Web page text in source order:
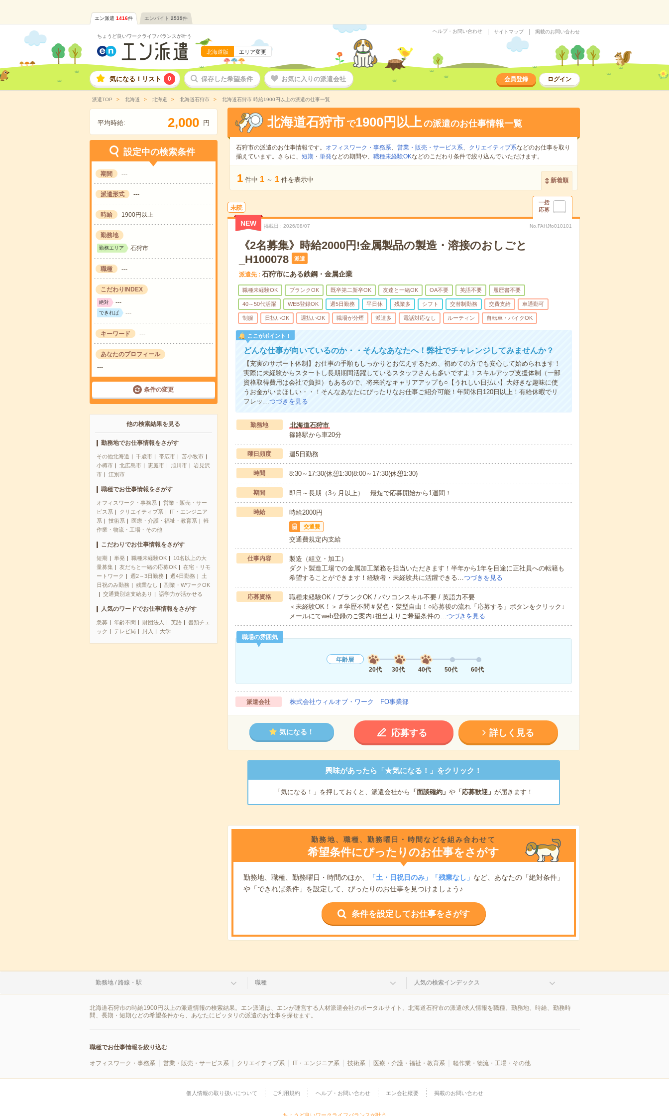
エン派遣 1416件 エンバイト 2539件
ちょうど良いワークライフバランスが叶う
北海道版 エリア変更
ヘルプ・お問い合わせ サイトマップ 掲載のお問い合わせ
気になる！リスト 0 保存した希望条件 お気に入りの派遣会社 会員登録 ログイン
派遣TOP 北海道 北海道 北海道石狩市 北海道石狩市 時給1900円以上の派遣の仕事一覧
平均時給: 2,000 円
設定中の検索条件
期間 ---
派遣形式 ---
時給 1900円以上
勤務地
勤務エリア 石狩市
職種 ---
こだわりINDEX
絶対 ---
できれば ---
キーワード ---
あなたのプロフィール
---
条件の変更
他の検索結果を見る
勤務地でお仕事情報をさがす
その他北海道 千歳市 帯広市
苫小牧市
小樽市
北広島市 恵庭市 旭川市
岩見沢
市
江別市
職種でお仕事情報をさがす
オフィスワーク・事務系
営業・販売・サー
ビス系
クリエイティブ系
IT・エンジニア
系
技術系 医療・介護・福祉・教育系
軽
作業・物流・工場・その他
こだわりでお仕事情報をさがす
短期 単発 職種未経験OK
10名以上の大
量募集
友だちと一緒の応募OK
在宅・リモ
ートワーク
週2～3日勤務 週4日勤務
土
日祝のみ勤務
残業なし
副業・WワークOK
交通費別途支給あり
語学力が活かせる
人気のワードでお仕事情報をさがす
急募 年齢不問 財団法人 英語
書類チェ
ック
テレビ局 封入 大学
北海道石狩市 で1900円以上の派遣のお仕事情報一覧
石狩市の派遣のお仕事情報です。 オフィスワーク・事務系、 営業・販売・サービス系、 クリエイティブ系などのお仕事を取り
揃えています。さらに、 短期 ・ 単発などの期間や、 職種未経験OKなどのこだわり条件で絞り込んでいただけます。
1 件中 1 ～ 1 件を表示中 新着順
未読
一括
応募
NEW 掲載日 2026/08/07 No.FAHJfo010101
《2名募集》時給2000円!金属製品の製造・溶接のおしごと
_H100078
派遣
派遣先 石狩市にある鉄鋼・金属企業
職種未経験OK ブランクOK 既卒第二新卒OK 友達と一緒OK OA不要 英語不要 履歴書不要
40～50代活躍 WEB登録OK 週5日勤務 平日休 残業多 シフト 交替制勤務 交費支給 車通勤可
制服 日払いOK 週払いOK 職場が分煙 派遣多 電話対応なし ルーティン 自転車・バイクOK
ここがポイント！
どんな仕事が向いているのか・・そんなあなたへ！弊社でチャレンジしてみませんか？
【充実のサポート体制】お仕事の手順もしっかりとお伝えするため、初めての方でも安心して始められます！
実際に未経験からスタートし長期期間活躍しているスタッフさんも多いですよ！スキルアップ支援体制（一部
資格取得費用は会社で負担）もあるので、将来的なキャリアアップも○【うれしい日払い】大好きな趣味に使
うお金がいまほしい・・！そんなあなたにぴったりなお仕事ご紹介可能！年間休日120日以上！有給休暇でリ
フレッ…つづきを見る
勤務地
北海道石狩市
篠路駅から車20分
曜日頻度 週5日勤務
時間 8:30～17:30(休憩1:30)8:00～17:30(休憩1:30)
期間 即日～長期（3ヶ月以上） 最短で応募開始から1週間！
時給 時給2000円
交通費
交通費規定内支給
仕事内容
製造（組立・加工）
ダクト製造工場での金属加工業務を担当いただきます！半年から1年を目途に正社員への転籍も
希望することができます！経験者・未経験共に活躍できる…つづきを見る
応募資格
職種未経験OK / ブランクOK / パソコンスキル不要 / 英語力不要
＜未経験OK！＞＃学歴不問＃髪色・髪型自由！○応募後の流れ「応募する」ボタンをクリック↓
メールにてweb登録のご案内↓担当よりご希望条件の…つづきを見る
職場の雰囲気
年齢層
20代
30代 40代 50代 60代
派遣会社 株式会社ウィルオブ・ワーク FO事業部
気になる！ 応募する 詳しく見る
興味があったら「★気になる！」をクリック！
「気になる！」を押しておくと、派遣会社から 「面談確約」 や「応募歓迎」 が届きます！
勤務地、職種、勤務曜日・時間などを組み合わせて
希望条件にぴったりのお仕事をさがす
勤務地、職種、勤務曜日・時間のほか、 「土・日祝日のみ」「残業なし」 など、あなたの「絶対条件」
や「できれば条件」を設定して、ぴったりのお仕事を見つけましょう♪
条件を設定してお仕事をさがす
勤務地 / 路線・駅 職種 人気の検索インデックス
北海道石狩市の時給1900円以上の派遣情報の検索結果。エン派遣は、エンが運営する人材派遣会社のポータルサイト。北海道石狩市の派遣/求人情報を職種、勤務地、時給、勤務時
間、長期・短期などの希望条件から、あなたにピッタリの派遣のお仕事を探せます。
職種でお仕事情報を絞り込む
オフィスワーク・事務系 営業・販売・サービス系 クリエイティブ系 IT・エンジニア系 技術系 医療・介護・福祉・教育系 軽作業・物流・工場・その他
個人情報の取り扱いについて ご利用規約 ヘルプ・お問い合わせ エン会社概要 掲載のお問い合わせ